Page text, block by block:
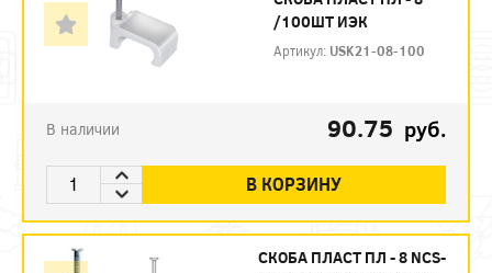
/100ШТ ИЭК
Артикул: USK21-08-100
В наличии 90.75 руб.
В КОРЗИНУ
СКОБА ПЛАСТ ПЛ - 8 NCS-